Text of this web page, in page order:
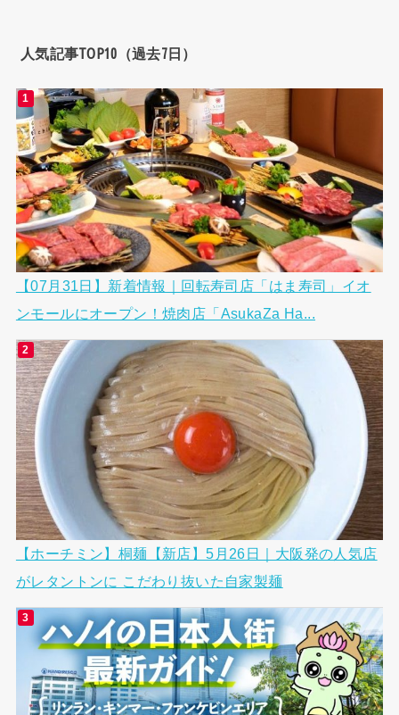
人気記事TOP10（過去7日）
【07月31日】新着情報｜回転寿司店「はま寿司」イオ
ンモールにオープン！焼肉店「AsukaZa Ha...
【ホーチミン】桐麺【新店】5月26日｜大阪発の人気店
がレタントンに こだわり抜いた自家製麺